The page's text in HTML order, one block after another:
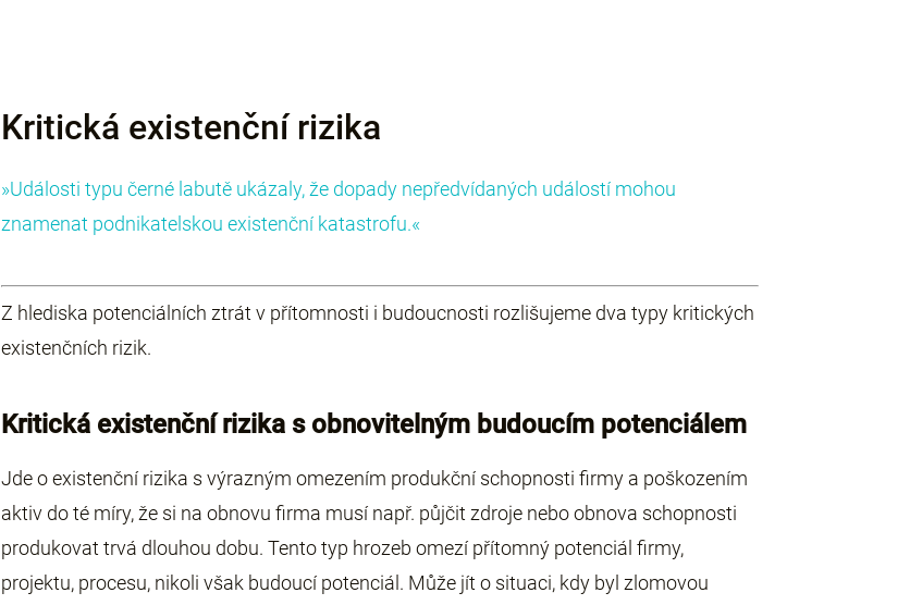
Kritická existenční rizika
»Události typu černé labutě ukázaly, že dopady nepředvídaných událostí mohou
znamenat podnikatelskou existenční katastrofu.«
Z hlediska potenciálních ztrát v přítomnosti i budoucnosti rozlišujeme dva typy kritických
existenčních rizik.
Kritická existenční rizika s obnovitelným budoucím potenciálem
Jde o existenční rizika s výrazným omezením produkční schopnosti firmy a poškozením
aktiv do té míry, že si na obnovu firma musí např. půjčit zdroje nebo obnova schopnosti
produkovat trvá dlouhou dobu. Tento typ hrozeb omezí přítomný potenciál firmy,
projektu, procesu, nikoli však budoucí potenciál. Může jít o situaci, kdy byl zlomovou